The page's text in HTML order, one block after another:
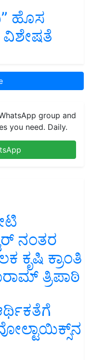
ಹೊಸ
ವಿಶೇಷತೆ
group and
you need. Daily.
ನಂತರ
ಕ್ರಾಂತಿ
ತ್ರಿಪಾಠಿ